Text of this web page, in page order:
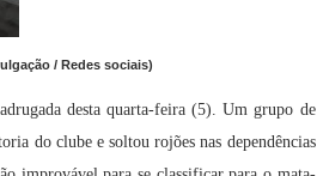
/ Redes sociais)
desta quarta-feira (5). Um grupo de
do clube e soltou rojões nas dependências